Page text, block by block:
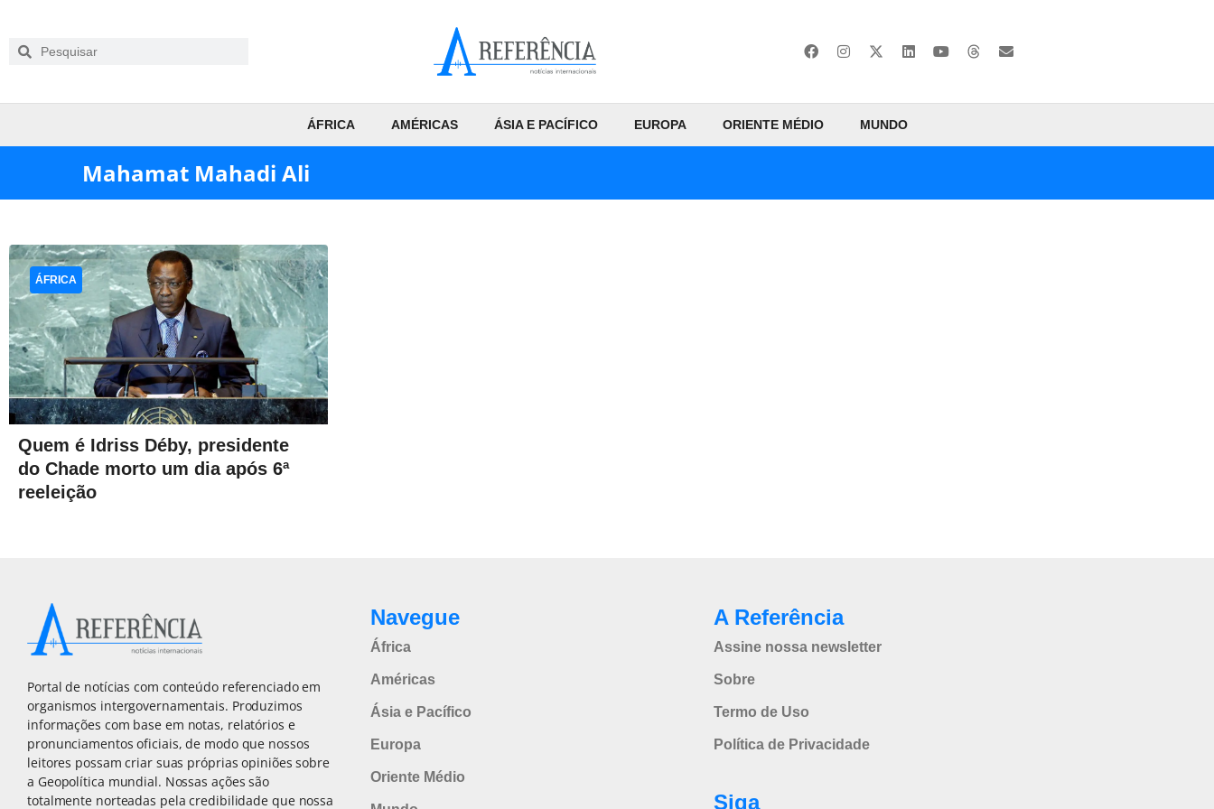
ÁFRICA AMÉRICAS ÁSIA E PACÍFICO EUROPA ORIENTE MÉDIO MUNDO
Mahamat Mahadi Ali
Quem é Idriss Déby, presidente
do Chade morto um dia após 6ª
reeleição
ÁFRICA
Portal de notícias com conteúdo referenciado em
organismos intergovernamentais. Produzimos
informações com base em notas, relatórios e
pronunciamentos oficiais, de modo que nossos
leitores possam criar suas próprias opiniões sobre
a Geopolítica mundial. Nossas ações são
totalmente norteadas pela credibilidade que nossa
Navegue
África
Américas
Ásia e Pacífico
Europa
Oriente Médio
A Referência
Assine nossa newsletter
Sobre
Termo de Uso
Política de Privacidade
Siga